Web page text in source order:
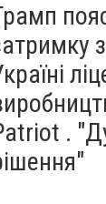
.